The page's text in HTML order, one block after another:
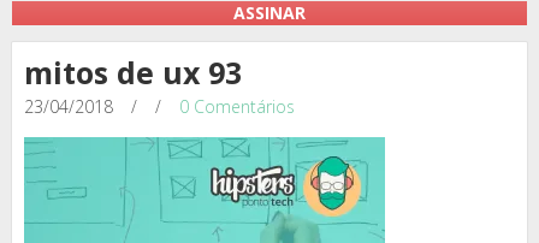
ASSINAR
mitos de ux 93
23/04/2018 / / 0 Comentários